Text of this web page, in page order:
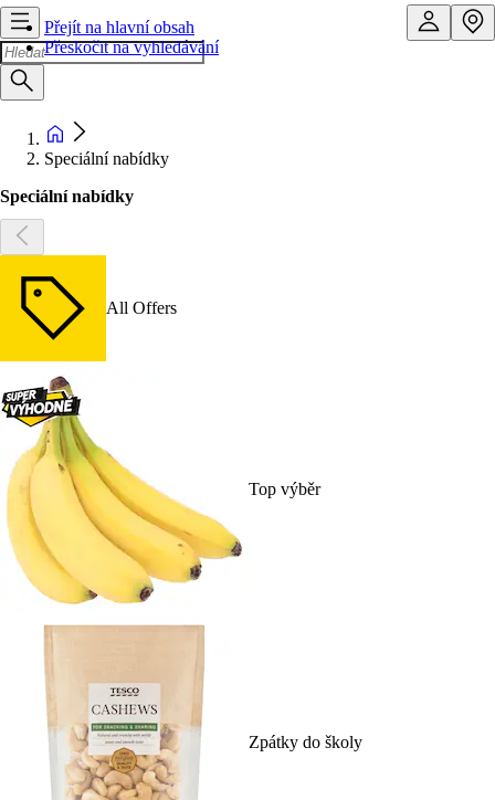
Přejít na hlavní obsah
Přeskočit na vyhledávání
Speciální nabídky
Speciální nabídky
All Offers
Top výběr
Zpátky do školy